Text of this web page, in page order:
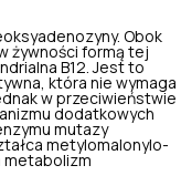
Obok
żywności formą tej
B12. Jest to
która nie wymaga
w przeciwieństwie
dodatkowych
mutazy
metylomalonylo-
metabolizm